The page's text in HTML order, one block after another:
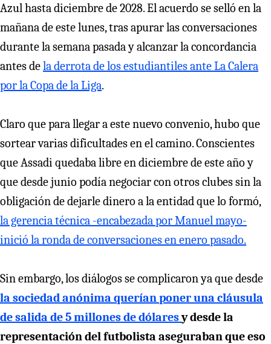
Azul hasta diciembre de 2028. El acuerdo se selló en la
mañana de este lunes, tras apurar las conversaciones
durante la semana pasada y alcanzar la concordancia
antes dela derrota de los estudiantiles ante La Calera
por la Copa de la Liga.
Claro que para llegar a este nuevo convenio, hubo que
sortear varias dificultades en el camino. Conscientes
que Assadi quedaba libre en diciembre de este año y
que desde junio podía negociar con otros clubes sin la
obligación de dejarle dinero a la entidad que lo formó,
la gerencia técnica -encabezada por Manuel mayo-
inició la ronda de conversaciones en enero pasado.
Sin embargo, los diálogos se complicaron ya que desde
la sociedad anónima querían poner una cláusula
de salida de 5 millones de dólaresy desde la
representación del futbolista aseguraban que eso